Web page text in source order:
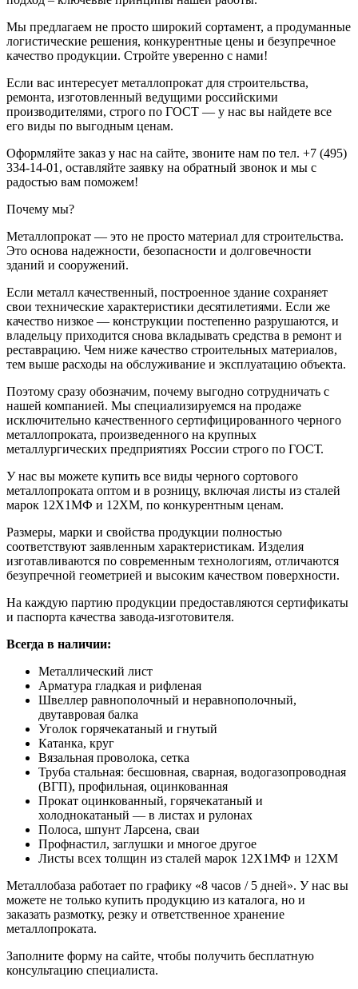
Мы предлагаем не просто широкий сортамент, а продуманные
логистические решения, конкурентные цены и безупречное
качество продукции. Стройте уверенно с нами!
Если вас интересует металлопрокат для строительства,
ремонта, изготовленный ведущими российскими
производителями, строго по ГОСТ — у нас вы найдете все
его виды по выгодным ценам.
Оформляйте заказ у нас на сайте, звоните нам по тел. +7 (495)
334-14-01, оставляйте заявку на обратный звонок и мы с
радостью вам поможем!
Почему мы?
Металлопрокат — это не просто материал для строительства.
Это основа надежности, безопасности и долговечности
зданий и сооружений.
Если металл качественный, построенное здание сохраняет
свои технические характеристики десятилетиями. Если же
качество низкое — конструкции постепенно разрушаются, и
владельцу приходится снова вкладывать средства в ремонт и
реставрацию. Чем ниже качество строительных материалов,
тем выше расходы на обслуживание и эксплуатацию объекта.
Поэтому сразу обозначим, почему выгодно сотрудничать с
нашей компанией. Мы специализируемся на продаже
исключительно качественного сертифицированного черного
металлопроката, произведенного на крупных
металлургических предприятиях России строго по ГОСТ.
У нас вы можете купить все виды черного сортового
металлопроката оптом и в розницу, включая листы из сталей
марок 12Х1МФ и 12ХМ, по конкурентным ценам.
Размеры, марки и свойства продукции полностью
соответствуют заявленным характеристикам. Изделия
изготавливаются по современным технологиям, отличаются
безупречной геометрией и высоким качеством поверхности.
На каждую партию продукции предоставляются сертификаты
и паспорта качества завода-изготовителя.
Всегда в наличии:
Металлический лист
Арматура гладкая и рифленая
Швеллер равнополочный и неравнополочный,
двутавровая балка
Уголок горячекатаный и гнутый
Катанка, круг
Вязальная проволока, сетка
Труба стальная: бесшовная, сварная, водогазопроводная
(ВГП), профильная, оцинкованная
Прокат оцинкованный, горячекатаный и
холоднокатаный — в листах и рулонах
Полоса, шпунт Ларсена, сваи
Профнастил, заглушки и многое другое
Листы всех толщин из сталей марок 12Х1МФ и 12ХМ
Металлобаза работает по графику «8 часов / 5 дней». У нас вы
можете не только купить продукцию из каталога, но и
заказать размотку, резку и ответственное хранение
металлопроката.
Заполните форму на сайте, чтобы получить бесплатную
консультацию специалиста.